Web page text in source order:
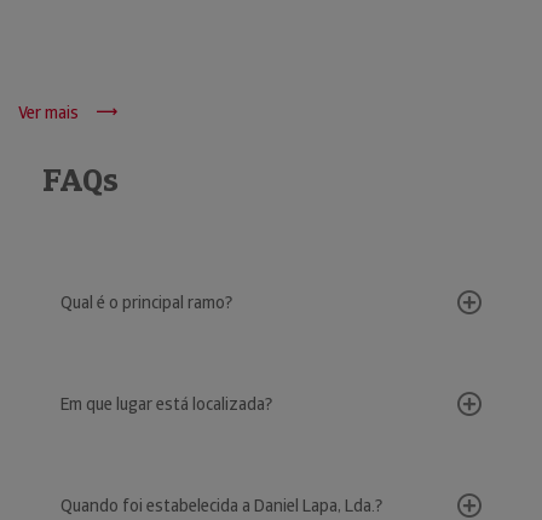
Ver mais
FAQs
Qual é o principal ramo?
Em que lugar está localizada?
Quando foi estabelecida a Daniel Lapa, Lda.?